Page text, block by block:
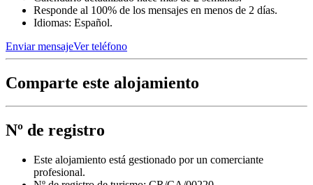
Responde al 100% de los mensajes en menos de 2 días.
Idiomas: Español.
Enviar mensajeVer teléfono
Comparte este alojamiento
Nº de registro
Este alojamiento está gestionado por un comerciante
profesional.